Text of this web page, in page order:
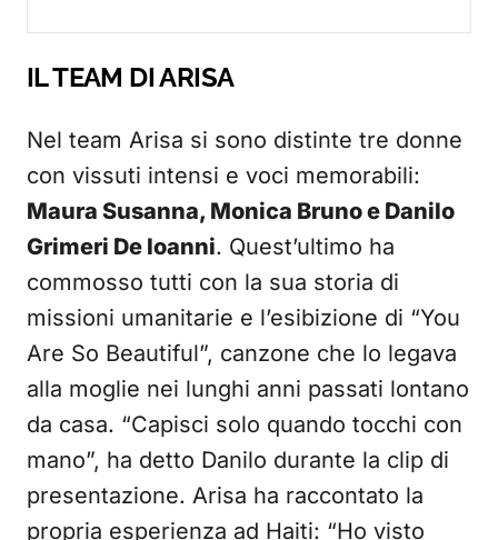
IL TEAM DI ARISA
Nel team Arisa si sono distinte tre donne
con vissuti intensi e voci memorabili:
Maura Susanna, Monica Bruno e Danilo
Grimeri De Ioanni. Quest’ultimo ha
commosso tutti con la sua storia di
missioni umanitarie e l’esibizione di “You
Are So Beautiful”, canzone che lo legava
alla moglie nei lunghi anni passati lontano
da casa. “Capisci solo quando tocchi con
mano”, ha detto Danilo durante la clip di
presentazione. Arisa ha raccontato la
propria esperienza ad Haiti: “Ho visto